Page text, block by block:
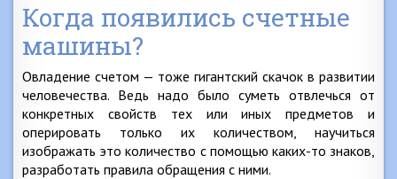
Когда появились счетные
машины?
Овладение счетом — тоже гигантский скачок в развитии
человечества. Ведь надо было суметь отвлечься от
конкретных свойств тех или иных предметов и
оперировать только их количеством, научиться
изображать это количество с помощью каких-то знаков,
разработать правила обращения с ними.